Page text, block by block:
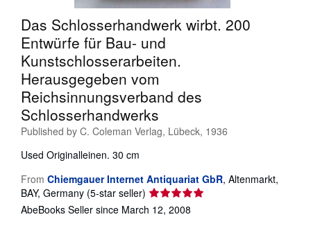
Help
CLOSE
Das Schlosserhandwerk wirbt. 200
Entwürfe für Bau- und
Kunstschlosserarbeiten.
Herausgegeben vom
Reichsinnungsverband des
Schlosserhandwerks
Published by C. Coleman Verlag, Lübeck, 1936
Used Originalleinen. 30 cm
From Chiemgauer Internet Antiquariat GbR, Altenmarkt,
BAY, Germany (5-star seller) Seller
rating
AbeBooks Seller since March 12, 2008